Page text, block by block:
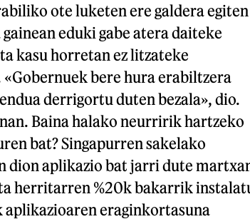
ote luketen ere galdera egiten
eduki gabe atera daiteke
kasu horretan ez litzateke
bere hura erabiltzera
derrigortu duten bezala», dio.
Baina halako neurririk hartzeko
bat? Singapurren sakelako
dion aplikazio bat jarri dute
herritarren %20k bakarrik
eraginkortasuna